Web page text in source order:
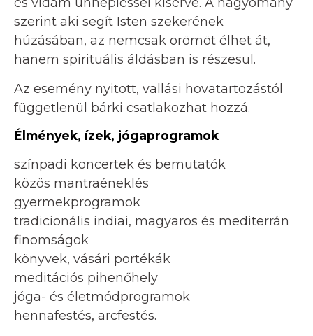
szerint aki segít Isten szekerének
húzásában, az nemcsak örömöt élhet át,
hanem spirituális áldásban is részesül.
Az esemény nyitott, vallási hovatartozástól
függetlenül bárki csatlakozhat hozzá.
Élmények, ízek, jógaprogramok
színpadi koncertek és bemutatók
közös mantraéneklés
gyermekprogramok
tradicionális indiai, magyaros és mediterrán
finomságok
könyvek, vásári portékák
meditációs pihenőhely
jóga- és életmódprogramok
hennafestés, arcfestés.